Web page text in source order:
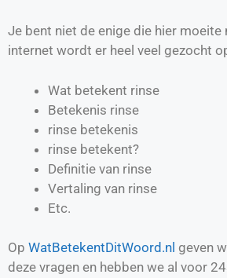
Je bent niet de enige die hier moeite
internet wordt er heel veel gezocht
Wat betekent rinse
Betekenis rinse
rinse betekenis
rinse betekent?
Definitie van rinse
Vertaling van rinse
Etc.
Op WatBetekentDitWoord.nl geven
deze vragen en hebben we al voor